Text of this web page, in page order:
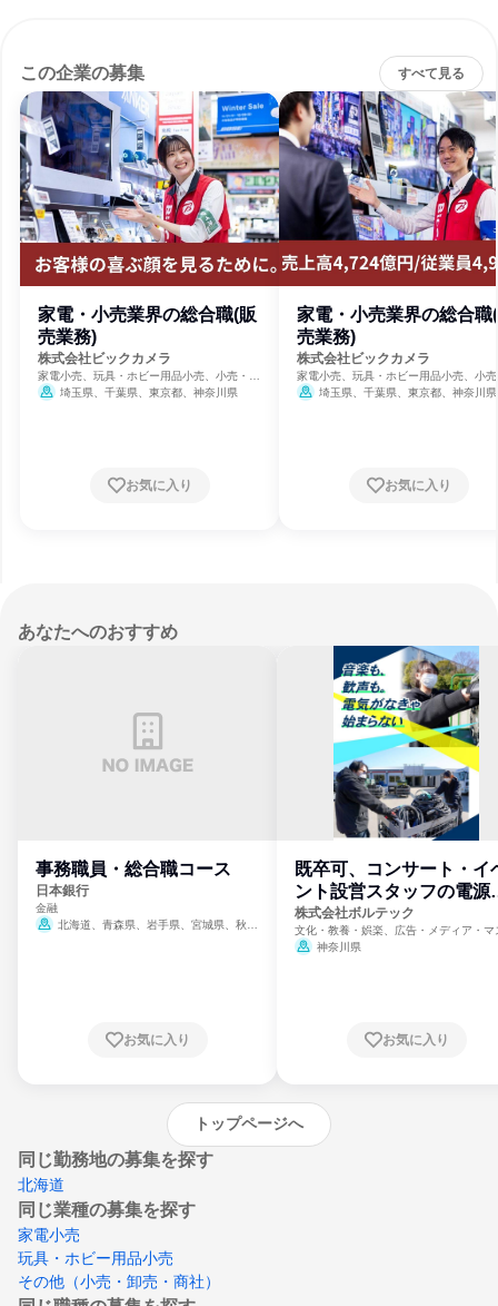
この企業の募集 すべて見る
家電・小売業界の総合職(販
売業務)
株式会社ビックカメラ
家電小売、玩具・ホビー用品小売、小売・卸
売・商社埼玉県、千葉県、東京都、神奈川県
お気に入り
家電・小売業界の総合職
売業務)
株式会社ビックカメラ
家電小売、玩具・ホビー用品小売、小
売・商社埼玉県、千葉県、東京都、神奈川
お気に入り
あなたへのおすすめ
事務職員・総合職コース
日本銀行
金融
北海道、青森県、岩手県、宮城県、秋田
崎県、熊本県、大分県、宮崎県、鹿児島県、
お気に入り
既卒可、コンサート・イ
ント設営スタッフの電源
門
株式会社ボルテック
文化・教養・娯楽、広告・メディア・マ
ミ、電力・ガス・水道・エネルギー
神奈川県
お気に入り
トップページへ
同じ勤務地の募集を探す
北海道
同じ業種の募集を探す
家電小売
玩具・ホビー用品小売
その他（小売・卸売・商社）